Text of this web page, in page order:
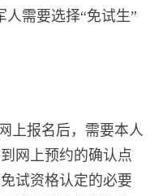
人需要选择“免试生”
报名后，需要本人
网上预约的确认点
试资格认定的必要